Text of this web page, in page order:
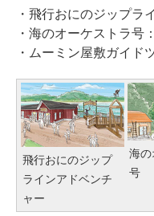
・飛行おにのジップラ
・海のオーケストラ号
・ムーミン屋敷ガイド
飛行おにのジップ
ラインアドベンチ
ャー
海の
号